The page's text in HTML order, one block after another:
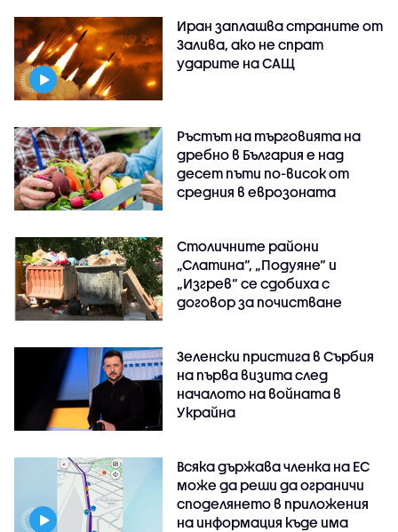
Иран заплашва страните от
Залива, ако не спрат
ударите на САЩ
Ръстът на търговията на
дребно в България е над
десет пъти по-висок от
средния в еврозоната
Столичните райони
„Слатина“, „Подуяне“ и
„Изгрев“ се сдобиха с
договор за почистване
Зеленски пристига в Сърбия
на първа визита след
началото на войната в
Украйна
Всяка държава членка на ЕС
може да реши да ограничи
споделянето в приложения
на информация къде има